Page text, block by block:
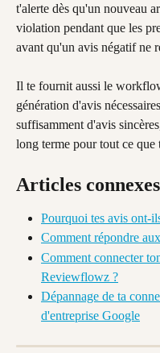
t'alerte dès qu'un nouveau
violation pendant que les
avant qu'un avis négatif ne
Il te fournit aussi le
génération d'avis
suffisamment d'avis
long terme pour tout ce que
Articles connexes
Pourquoi tes avis ont-
Comment répondre
Comment connecter
Reviewflowz ?
Dépannage de ta
d'entreprise Google